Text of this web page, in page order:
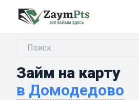
Займ на карту
в Домодедово